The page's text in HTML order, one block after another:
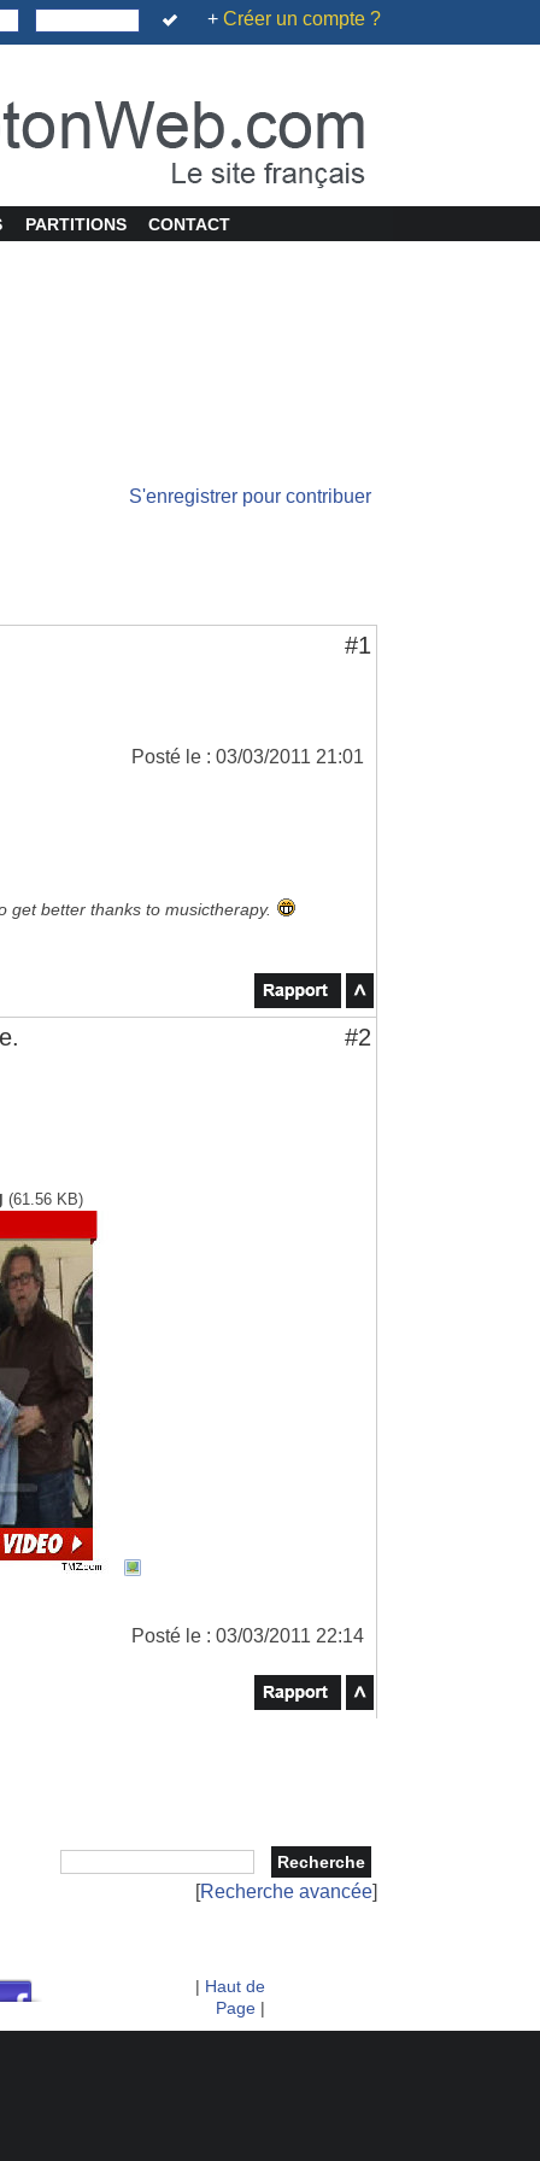
+ Créer un compte ?
PARTITIONS CONTACT
S'enregistrer pour contribuer
#1
Posté le : 03/03/2011 21:01
get better thanks to musictherapy.
#2
(61.56 KB)
Posté le : 03/03/2011 22:14
[Recherche avancée]
| Haut de
Page|